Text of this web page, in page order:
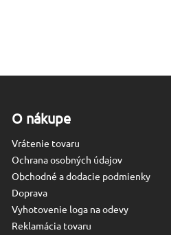
O nákupe
Vrátenie tovaru
Ochrana osobných údajov
Obchodné a dodacie podmienky
Doprava
Vyhotovenie loga na odevy
Reklamácia tovaru